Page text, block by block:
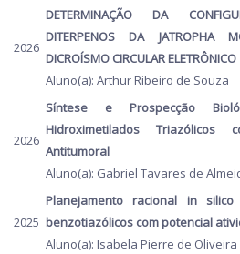
2026
DETERMINAÇÃO DA
DITERPENOS DA JATROPHA
DICROÍSMO CIRCULAR ELETRÔNICO
Aluno(a): Arthur Ribeiro de Souza
2026
Síntese e Prospecção
Hidroximetilados Triazólicos
Antitumoral
Aluno(a): Gabriel Tavares de
2025
Planejamento racional in
benzotiazólicos com potencial
Aluno(a): Isabela Pierre de Oliveira